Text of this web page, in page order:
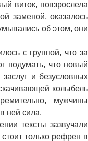
виток, повзрослела
заменой, оказалось
об этом, они
с группой, что за
подумать, что новый
и безусловных
колыбель
мужчины
ней сила.
тексты зазвучали
только рефрен в